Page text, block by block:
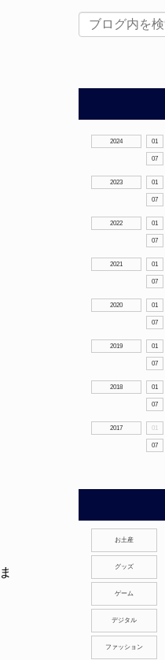
2024 01
07
2023 01
07
2022 01
07
2021 01
07
2020 01
07
2019 01
07
2018 01
07
2017 01
07
お土産
グッズ
ゲーム
デジタル
ファッション